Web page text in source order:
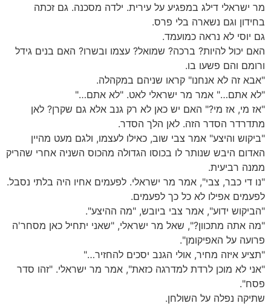
מר ישראלי דילג במפגיע על עירית. ילדה מסכנה. גם זכתה
בחידון וגם נשארה בלי פרס.
גם יוסי לא נראה כמועמד.
האם יכול להיות? ברכה? שמואל? עצמו ובשרו? האם בנים גידל
ורומם והם פשעו בו.
"אבא זה לא אנחנו" קראו שניהם במקהלה.
"לא אתם…" אמר מר ישראלי לאט. "לא אתם…"
"אז מי, אז מי?" האם יש כאן לא רק גנב אלא גם שקרן? לאן
מתדרדר הסדר הזה. לאן הלך הסדר.
"ביקוש והיצע" אמר צבי שוב, כאילו לעצמו, ולגם מעט מהיין
האדום היבש שנותר לו בכוסו הגדולה מהכוס השניה אחרי שהריק
ממנה רביעית.
"נו די כבר, צבי", אמר מר ישראלי. לפעמים אחיו היה בלתי נסבל.
לפעמים אפילו לא כל כך לפעמים.
"הביקוש ידוע", אמר צבי ביובש, "מה ההיצע".
"מה אתה מתכוון?", שאל מר ישראלי, "שאני יתחיל כאן מסחר'ה
פרועה על האפיקומן".
"תציע איזה מחיר, אולי הגנב יסכים להחזיר…"
"אני לא מוכן לרדת למדרגה כזאת", אמר מר ישראלי. "זהו סדר
פסח".
שתיקה נפלה על השולחן.